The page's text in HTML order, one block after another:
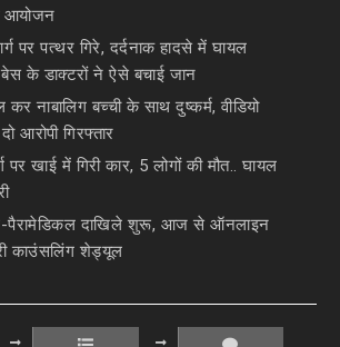
आयोजन
पर पत्थर गिरे, दर्दनाक हादसे में घायल
के डाक्टरों ने ऐसे बचाई जान
नाबालिग बच्ची के साथ दुष्कर्म, वीडियो
आरोपी गिरफ्तार
पर खाई में गिरी कार, 5 लोगों की मौत.. घायल
पैरामेडिकल दाखिले शुरू, आज से ऑनलाइन
काउंसलिंग शेड्यूल